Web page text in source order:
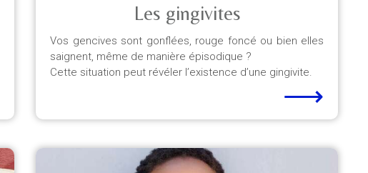
Les gingivites
Vos gencives sont gonflées, rouge foncé ou bien elles
saignent, même de manière épisodique ?
Cette situation peut révéler l’existence d’une gingivite.
⟶